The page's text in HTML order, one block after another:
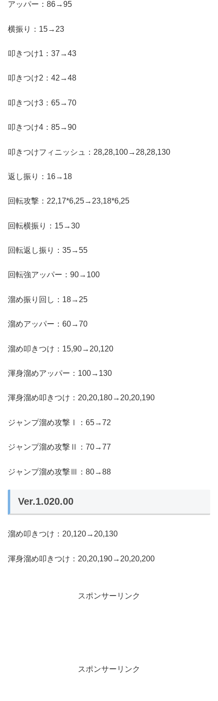
アッパー：86→95
横振り：15→23
叩きつけ1：37→43
叩きつけ2：42→48
叩きつけ3：65→70
叩きつけ4：85→90
叩きつけフィニッシュ：28,28,100→28,28,130
返し振り：16→18
回転攻撃：22,17*6,25→23,18*6,25
回転横振り：15→30
回転返し振り：35→55
回転強アッパー：90→100
溜め振り回し：18→25
溜めアッパー：60→70
溜め叩きつけ：15,90→20,120
渾身溜めアッパー：100→130
渾身溜め叩きつけ：20,20,180→20,20,190
ジャンプ溜め攻撃Ⅰ：65→72
ジャンプ溜め攻撃Ⅱ：70→77
ジャンプ溜め攻撃Ⅲ：80→88
Ver.1.020.00
溜め叩きつけ：20,120→20,130
渾身溜め叩きつけ：20,20,190→20,20,200
スポンサーリンク
スポンサーリンク